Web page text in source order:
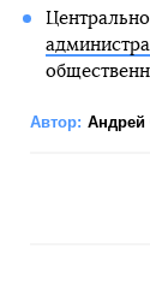
Автор: Андрей